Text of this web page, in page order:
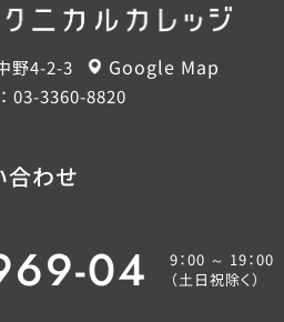
野4-2-3 Google Map
03-3360-8820
合わせ
04
9：00 ～ 19：00
（土日祝除く）